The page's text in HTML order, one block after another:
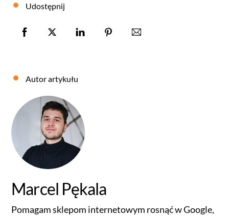
Udostępnij
Autor artykułu
Marcel Pękala
Pomagam sklepom internetowym rosnąć w Google,